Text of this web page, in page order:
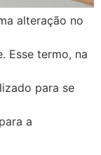
alteração no
Esse termo, na
para se
a